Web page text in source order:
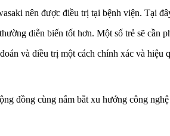
nên được điều trị tại bệnh viện. Tại
diễn biến tốt hơn. Một số trẻ sẽ cần
và điều trị một cách chính xác và
đồng cùng nắm bắt xu hướng công